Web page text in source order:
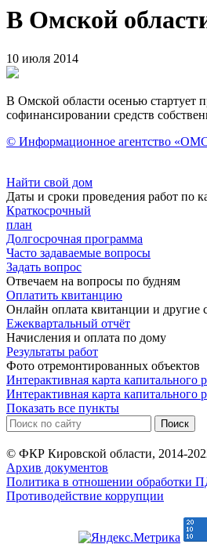
В Омской
10 июля 2014
В Омской области осенью стартует
софинансировании средств
© Информационное агентство
Найти свой дом
Даты и сроки проведения работ по
Краткосрочный
план
Долгосрочная программа
Часто задаваемые вопросы
Задать вопрос
Отвечаем на вопросы по будням
Оплатить квитанцию
Онлайн оплата квитанции и другие
Ежеквартальный отчёт
Начисления и оплата по дому
Результаты работ
Фото отремонтированных объектов
Интерактивная карта капитального
Интерактивная карта капитального
Показать все пункты
© ФКР Кировской области, 2014-
Архив документов
Политика в отношении обработки
Противодействие коррупции